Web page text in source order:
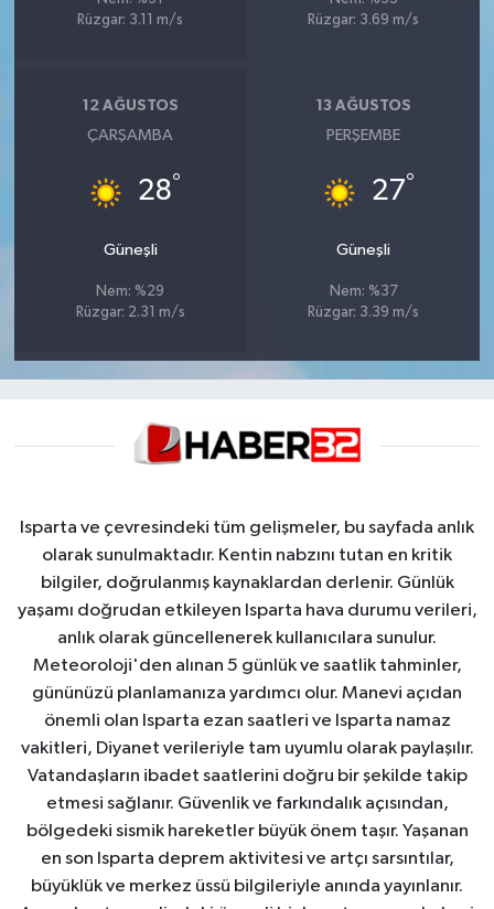
Rüzgar: 3.11 m/s
Rüzgar: 3.69 m/s
12 AĞUSTOS
ÇARŞAMBA
28°
Güneşli
Nem: %29
Rüzgar: 2.31 m/s
13 AĞUSTOS
PERŞEMBE
27°
Güneşli
Nem: %37
Rüzgar: 3.39 m/s
Isparta ve çevresindeki tüm gelişmeler, bu sayfada anlık
olarak sunulmaktadır. Kentin nabzını tutan en kritik
bilgiler, doğrulanmış kaynaklardan derlenir. Günlük
yaşamı doğrudan etkileyen Isparta hava durumu verileri,
anlık olarak güncellenerek kullanıcılara sunulur.
Meteoroloji'den alınan 5 günlük ve saatlik tahminler,
gününüzü planlamanıza yardımcı olur. Manevi açıdan
önemli olan Isparta ezan saatleri ve Isparta namaz
vakitleri, Diyanet verileriyle tam uyumlu olarak paylaşılır.
Vatandaşların ibadet saatlerini doğru bir şekilde takip
etmesi sağlanır. Güvenlik ve farkındalık açısından,
bölgedeki sismik hareketler büyük önem taşır. Yaşanan
en son Isparta deprem aktivitesi ve artçı sarsıntılar,
büyüklük ve merkez üssü bilgileriyle anında yayınlanır.